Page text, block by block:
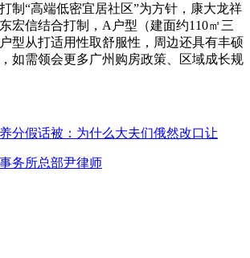
“高端低密宜居社区”为方针，康大龙祥
宏信结合打制，A户型（建面约110㎡三
型从打适用性取舒服性，周边还具有丰硕
如需领会更多广州购房政策、区域成长规
分假话被：为什么大夫们俄然改口让
务所总部尹律师